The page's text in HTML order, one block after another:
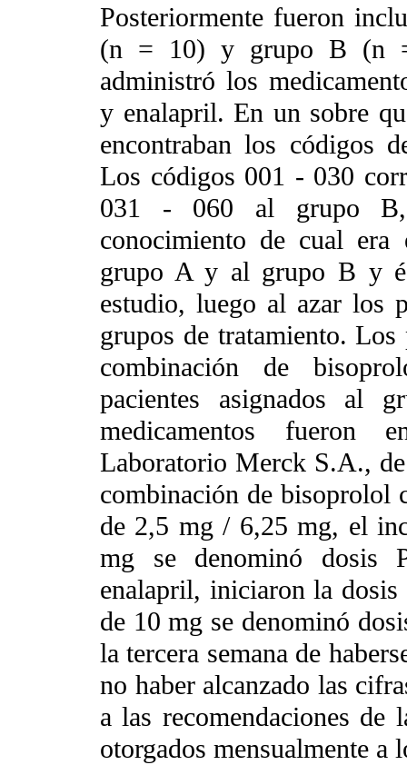
Posteriormente fueron
(n = 10) y grupo B (n
administró los
y enalapril. En un sobre
encontraban los códigos
Los códigos 001 - 030
031 - 060 al grupo B,
conocimiento de cual era
grupo A y al grupo B y
estudio, luego al azar los
grupos de tratamiento.
combinación de
pacientes asignados al
medicamentos fueron
Laboratorio Merck S.A.,
combinación de bisoprolol
de 2,5 mg / 6,25 mg, el
mg se denominó dosis
enalapril, iniciaron la
de 10 mg se denominó
la tercera semana de
no haber alcanzado las
a las recomendaciones
otorgados mensualmente a